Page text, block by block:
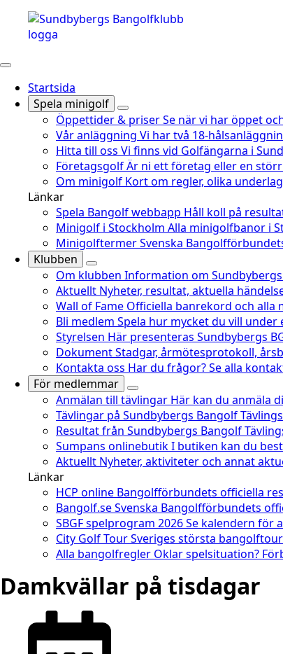
Startsida
Spela minigolf
Öppettider & priserSe när vi har öppet
Vår anläggning Vi har två 18-
Hitta till oss Vi finns vid Golfängarna i
FöretagsgolfÄr ni ett företag eller en
Om minigolf Kort om regler, olika
Länkar
Spela Bangolf webbapp Håll koll på
Minigolf i Stockholm Alla minigolfbanor i
MinigolftermerSvenska
Klubben
Om klubben Information om
Aktuellt Nyheter, resultat, aktuella
Wall of Fame Officiella banrekord och alla
Bli medlem Spela hur mycket du vill under
Styrelsen Här presenteras Sundbybergs
DokumentStadgar, årmötesprotokoll,
Kontakta oss Har du frågor? Se alla
För medlemmar
Anmälan till tävlingar Här kan du anmäla
Tävlingar på Sundbybergs Bangolf
Resultat från Sundbybergs Bangolf
Sumpans onlinebutikI butiken kan du
Aktuellt Nyheter, aktiviteter och annat
Länkar
HCP online Bangolfförbundets officiella
Bangolf.seSvenska Bangolfförbundets
SBGF spelprogram 2026Se kalendern för
City Golf TourSveriges största
Alla bangolfregler Oklar spelsituation?
Damkvällar på tisdagar